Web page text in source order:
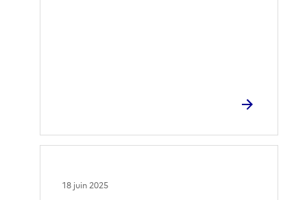
18 juin 2025